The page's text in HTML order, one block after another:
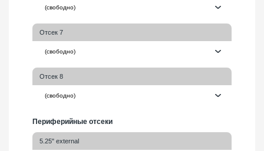
Отсек 7
Отсек 8
Периферийные отсеки
5.25" external